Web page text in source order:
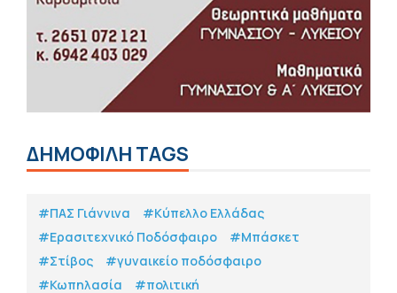
ΔΗΜΟΦΙΛΗ TAGS
#ΠΑΣ Γιάννινα
#Κύπελλο Ελλάδας
#Eρασιτεχνικό Ποδόσφαιρο
#Μπάσκετ
#Στίβος
#γυναικείο ποδόσφαιρο
#Κωπηλασία
#πολιτική